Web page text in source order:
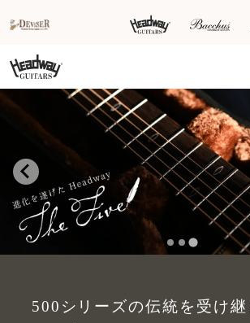
500シリーズの伝統を受け継